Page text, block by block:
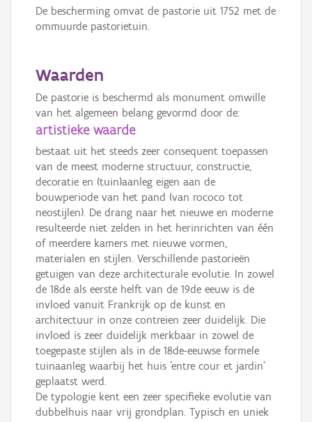
De bescherming omvat de pastorie uit 1752 met de
ommuurde pastorietuin.
Waarden
De pastorie is beschermd als monument omwille
van het algemeen belang gevormd door de:
artistieke waarde
bestaat uit het steeds zeer consequent toepassen
van de meest moderne structuur, constructie,
decoratie en (tuin)aanleg eigen aan de
bouwperiode van het pand (van rococo tot
neostijlen). De drang naar het nieuwe en moderne
resulteerde niet zelden in het herinrichten van één
of meerdere kamers met nieuwe vormen,
materialen en stijlen. Verschillende pastorieën
getuigen van deze architecturale evolutie. In zowel
de 18de als eerste helft van de 19de eeuw is de
invloed vanuit Frankrijk op de kunst en
architectuur in onze contreien zeer duidelijk. Die
invloed is zeer duidelijk merkbaar in zowel de
toegepaste stijlen als in de 18de-eeuwse formele
tuinaanleg waarbij het huis 'entre cour et jardin'
geplaatst werd.
De typologie kent een zeer specifieke evolutie van
dubbelhuis naar vrij grondplan. Typisch en uniek